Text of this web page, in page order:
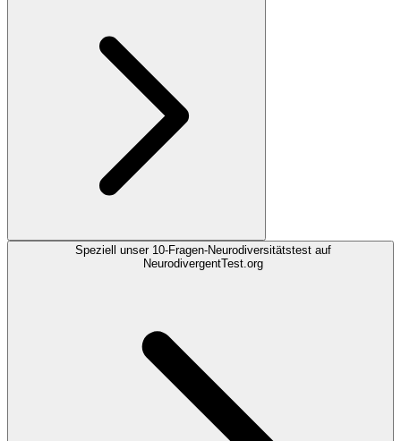
Speziell unser 10-Fragen-Neurodiversitätstest auf
NeurodivergentTest.org